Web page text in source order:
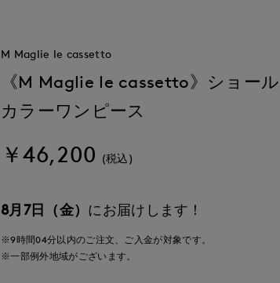
M Maglie le cassetto
《M Maglie le cassetto》ショール
カラーワンピース
￥46,200 (税込)
8月7日（金） にお届けします！
※9時間04分以内のご注文、ご入金が対象です。
※一部例外地域がございます。